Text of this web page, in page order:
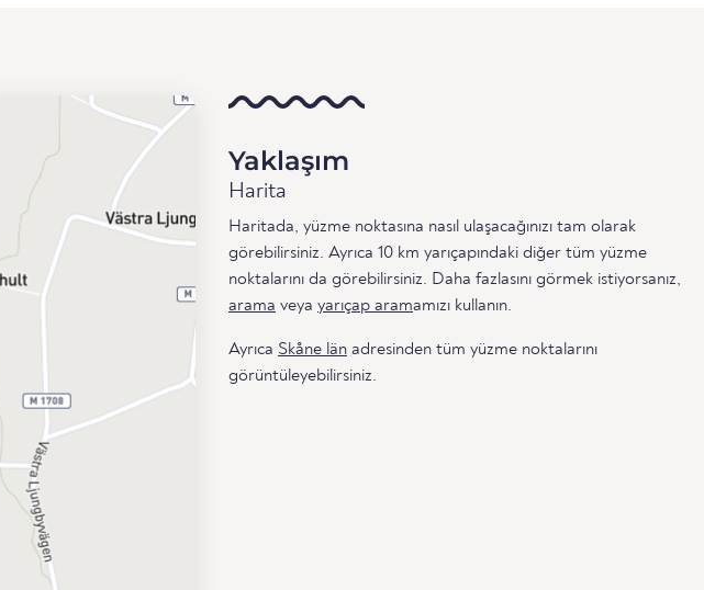
Yaklaşım
Harita
Haritada, yüzme noktasına nasıl ulaşacağınızı tam olarak
görebilirsiniz. Ayrıca 10 km yarıçapındaki diğer tüm yüzme
noktalarını da görebilirsiniz. Daha fazlasını görmek istiyorsanız,
arama veya yarıçap aramamızı kullanın.
Ayrıca Skåne län adresinden tüm yüzme noktalarını
görüntüleyebilirsiniz.